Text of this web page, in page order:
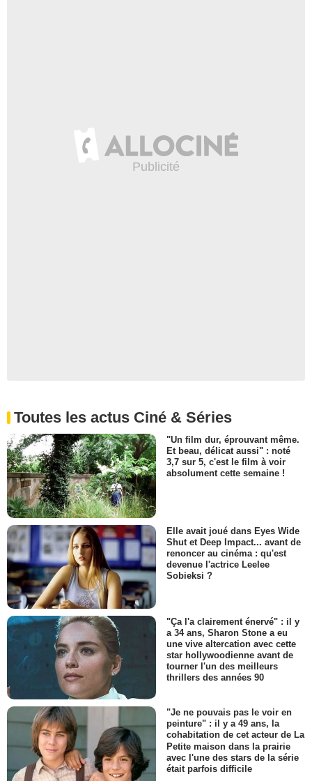
Toutes les actus Ciné & Séries
"Un film dur, éprouvant même.
Et beau, délicat aussi" : noté
3,7 sur 5, c'est le film à voir
absolument cette semaine !
Elle avait joué dans Eyes Wide
Shut et Deep Impact... avant de
renoncer au cinéma : qu'est
devenue l'actrice Leelee
Sobieksi ?
"Ça l'a clairement énervé" : il y
a 34 ans, Sharon Stone a eu
une vive altercation avec cette
star hollywoodienne avant de
tourner l'un des meilleurs
thrillers des années 90
"Je ne pouvais pas le voir en
peinture" : il y a 49 ans, la
cohabitation de cet acteur de La
Petite maison dans la prairie
avec l'une des stars de la série
était parfois difficile